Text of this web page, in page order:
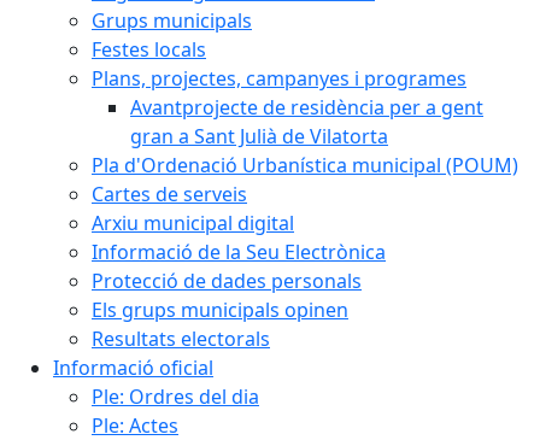
Grups municipals
Festes locals
Plans, projectes, campanyes i programes
Avantprojecte de residència per a gent
gran a Sant Julià de Vilatorta
Pla d'Ordenació Urbanística municipal (POUM)
Cartes de serveis
Arxiu municipal digital
Informació de la Seu Electrònica
Protecció de dades personals
Els grups municipals opinen
Resultats electorals
Informació oficial
Ple: Ordres del dia
Ple: Actes